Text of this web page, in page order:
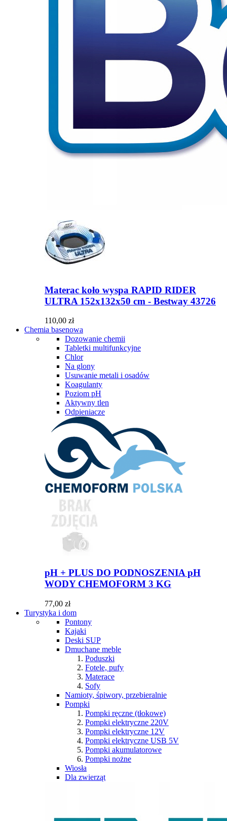
Materac koło wyspa RAPID RIDER
ULTRA 152x132x50 cm - Bestway 43726
110,00 zł
Chemia basenowa
Dozowanie chemii
Tabletki multifunkcyjne
Chlor
Na glony
Usuwanie metali i osadów
Koagulanty
Poziom pH
Aktywny tlen
Odpieniacze
pH + PLUS DO PODNOSZENIA pH
WODY CHEMOFORM 3 KG
77,00 zł
Turystyka i dom
Pontony
Kajaki
Deski SUP
Dmuchane meble
Poduszki
Fotele, pufy
Materace
Sofy
Namioty, śpiwory, przebieralnie
Pompki
Pompki ręczne (tłokowe)
Pompki elektryczne 220V
Pompki elektryczne 12V
Pompki elektryczne USB 5V
Pompki akumulatorowe
Pompki nożne
Wiosła
Dla zwierząt